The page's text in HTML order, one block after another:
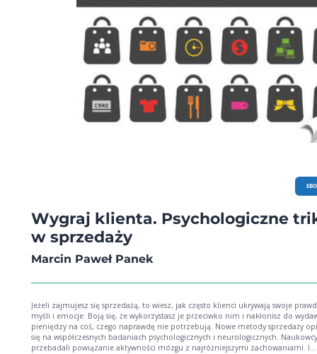
Wygraj klienta. Psychologiczne
w sprzedaży
Marcin Paweł Panek
Jeżeli zajmujesz się sprzedażą, to wiesz, jak często klienci ukrywają swoje
myśli i emocje. Boją się, że wykorzystasz je przeciwko nim i nakłonisz do
pieniędzy na coś, czego naprawdę nie potrzebują. Nowe metody sprzedaży opierają
się na współczesnych badaniach psychologicznych i neurologicznych. Naukowcy
przebadali powiązanie aktywności mózgu z najróżniejszymi zachowaniami. I